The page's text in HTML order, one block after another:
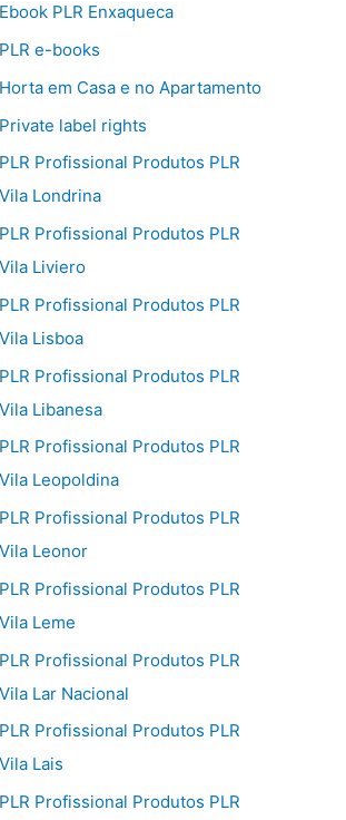
Ebook PLR Enxaqueca
PLR e-books
Horta em Casa e no Apartamento
Private label rights
PLR Profissional Produtos PLR
Vila Londrina
PLR Profissional Produtos PLR
Vila Liviero
PLR Profissional Produtos PLR
Vila Lisboa
PLR Profissional Produtos PLR
Vila Libanesa
PLR Profissional Produtos PLR
Vila Leopoldina
PLR Profissional Produtos PLR
Vila Leonor
PLR Profissional Produtos PLR
Vila Leme
PLR Profissional Produtos PLR
Vila Lar Nacional
PLR Profissional Produtos PLR
Vila Lais
PLR Profissional Produtos PLR